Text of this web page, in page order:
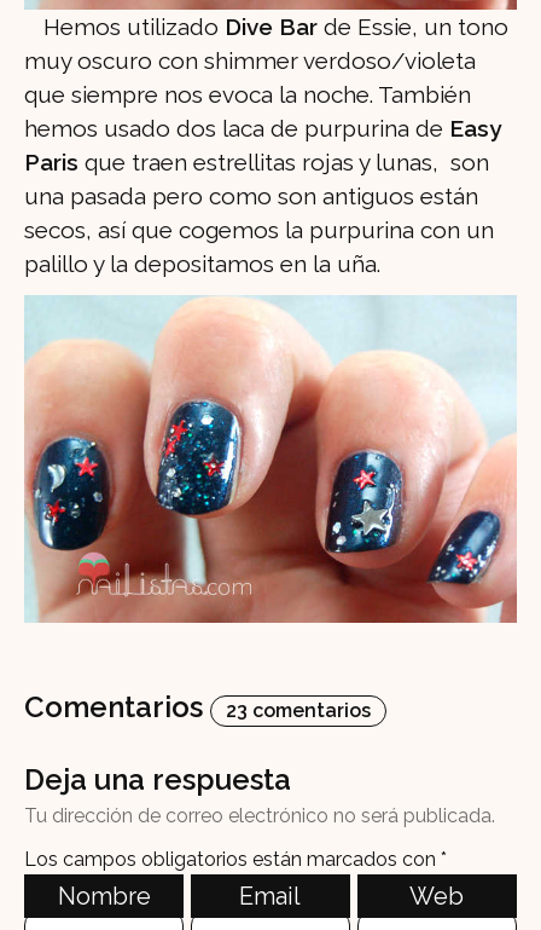
Hemos utilizado Dive Bar de Essie, un tono
muy oscuro con shimmer verdoso/violeta
que siempre nos evoca la noche. También
hemos usado dos laca de purpurina de Easy
Paris que traen estrellitas rojas y lunas, son
una pasada pero como son antiguos están
secos, así que cogemos la purpurina con un
palillo y la depositamos en la uña.
Comentarios 23 comentarios
Deja una respuesta
Tu dirección de correo electrónico no será publicada.
Los campos obligatorios están marcados con *
Nombre Email Web